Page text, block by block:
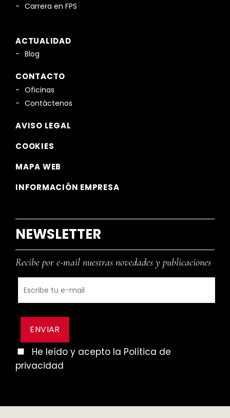
Carrera en FPS
ACTUALIDAD
Blog
CONTACTO
Oficinas
Contáctenos
AVISO LEGAL
COOKIES
MAPA WEB
INFORMACIÓN EMPRESA
NEWSLETTER
Recibe por e-mail nuestras novedades y publicaciones
He leído y acepto la Política de
privacidad